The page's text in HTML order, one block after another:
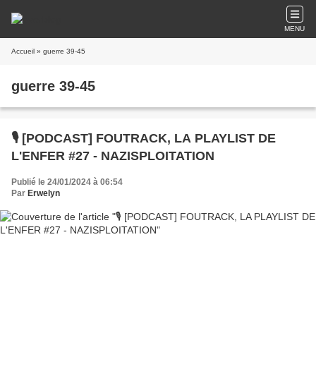
MENU
Accueil » guerre 39-45
guerre 39-45
🎙️ [PODCAST] FOUTRACK, LA PLAYLIST DE
L'ENFER #27 - NAZISPLOITATION
Publié le 24/01/2024 à 06:54
Par Erwelyn